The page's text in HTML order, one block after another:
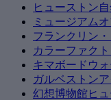
ヒューストン
ミュージアム
フランクリン
カラーファク
キマボードウォ
ガルベストン
幻想博物館ヒ